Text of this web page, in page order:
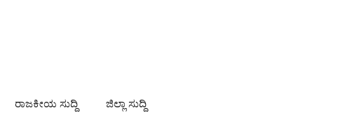
ರಾಜಕೀಯ ಸುದ್ದಿ ಜಿಲ್ಲಾ ಸುದ್ದಿ